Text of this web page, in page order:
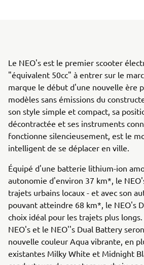
Le NEO's est le premier scooter
"équivalent 50cc" à entrer sur le
marque le début d'une nouvelle ère
modèles sans émissions du
son style simple et compact, sa
décontractée et ses instruments
fonctionne silencieusement, est le
intelligent de se déplacer en ville.
Équipé d'une batterie lithium-ion
autonomie d'environ 37 km*, le
trajets urbains locaux - et avec son
pouvant atteindre 68 km*, le NEO's
choix idéal pour les trajets plus
NEO's et le NEO''s Dual Battery
nouvelle couleur Aqua vibrante, en
existantes Milky White et Midnight